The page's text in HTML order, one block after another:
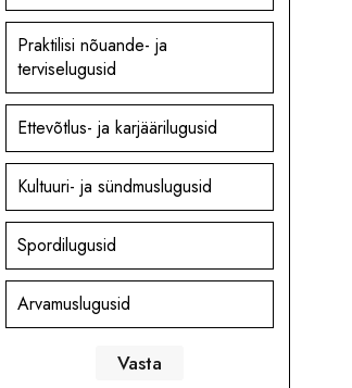
Praktilisi nõuande- ja
terviselugusid
Ettevõtlus- ja karjäärilugusid
Kultuuri- ja sündmuslugusid
Spordilugusid
Arvamuslugusid